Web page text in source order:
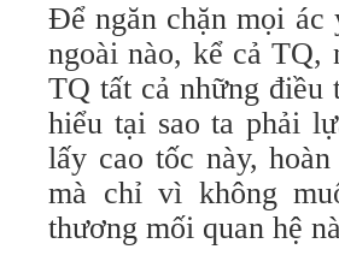
Để ngăn chặn mọi
ngoài nào, kể cả TQ,
TQ tất cả những điều
hiểu tại sao ta phải
lấy cao tốc này,
mà chỉ vì không
thương mối quan hệ